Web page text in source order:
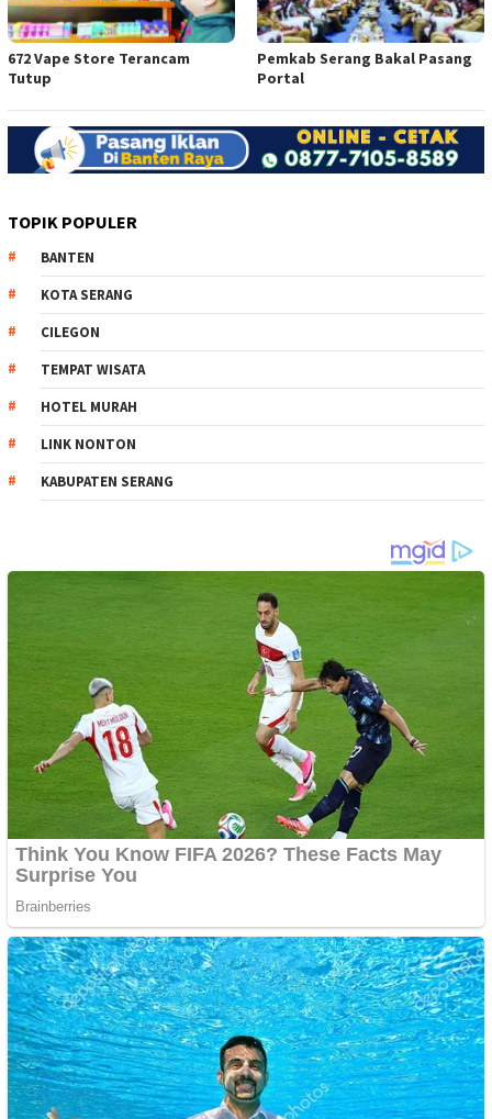
672 Vape Store Terancam
Tutup
Pemkab Serang Bakal Pasang
Portal
TOPIK POPULER
BANTEN
KOTA SERANG
CILEGON
TEMPAT WISATA
HOTEL MURAH
LINK NONTON
KABUPATEN SERANG